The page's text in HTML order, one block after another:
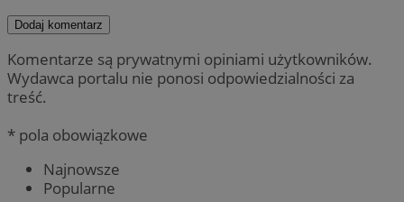
Dodaj komentarz
Komentarze są prywatnymi opiniami użytkowników.
Wydawca portalu nie ponosi odpowiedzialności za
treść.
* pola obowiązkowe
Najnowsze
Popularne